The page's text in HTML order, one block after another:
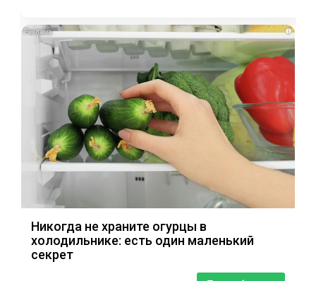
i
Никогда не храните огурцы в
холодильнике: есть один маленький
секрет